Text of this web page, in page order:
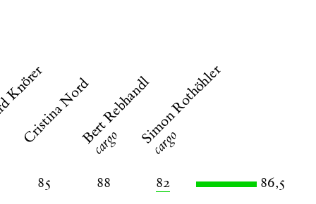
Cristina NordBert Rebhandl
cargo Simon Rothöhler
cargo
85 88 82 86,5